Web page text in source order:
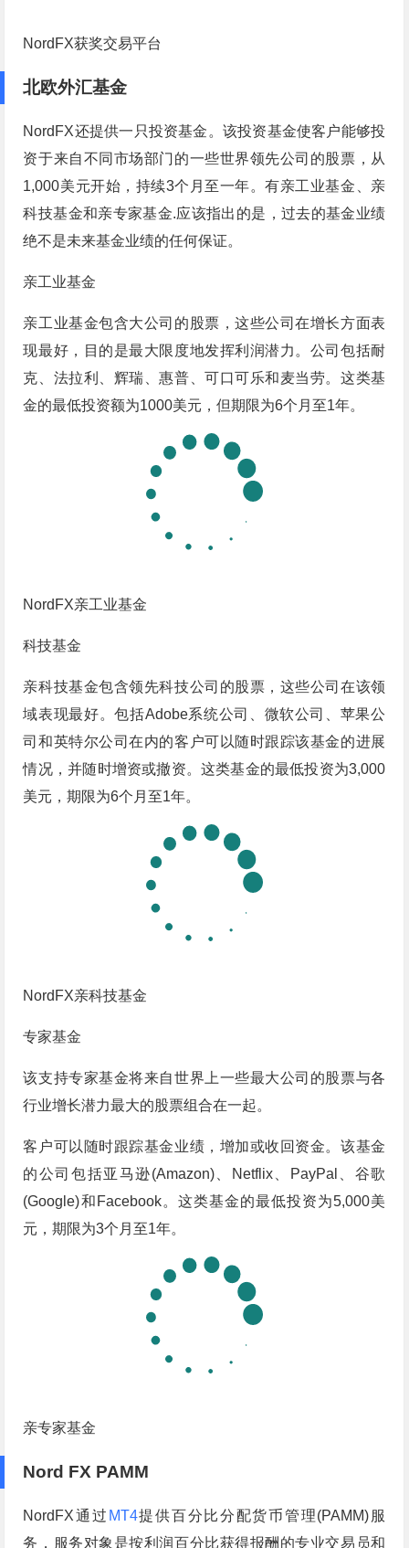
NordFX获奖交易平台
北欧外汇基金
NordFX还提供一只投资基金。该投资基金使客户能够投
资于来自不同市场部门的一些世界领先公司的股票，从
1,000美元开始，持续3个月至一年。有亲工业基金、亲
科技基金和亲专家基金.应该指出的是，过去的基金业绩
绝不是未来基金业绩的任何保证。
亲工业基金
亲工业基金包含大公司的股票，这些公司在增长方面表
现最好，目的是最大限度地发挥利润潜力。公司包括耐
克、法拉利、辉瑞、惠普、可口可乐和麦当劳。这类基
金的最低投资额为1000美元，但期限为6个月至1年。
NordFX亲工业基金
科技基金
亲科技基金包含领先科技公司的股票，这些公司在该领
域表现最好。包括Adobe系统公司、微软公司、苹果公
司和英特尔公司在内的客户可以随时跟踪该基金的进展
情况，并随时增资或撤资。这类基金的最低投资为3,000
美元，期限为6个月至1年。
NordFX亲科技基金
专家基金
该支持专家基金将来自世界上一些最大公司的股票与各
行业增长潜力最大的股票组合在一起。
客户可以随时跟踪基金业绩，增加或收回资金。该基金
的公司包括亚马逊(Amazon)、Netflix、PayPal、谷歌
(Google)和Facebook。这类基金的最低投资为5,000美
元，期限为3个月至1年。
亲专家基金
Nord FX PAMM
NordFX通过 MT4提供百分比分配货币管理(PAMM)服
务，服务对象是按利润百分比获得报酬的专业交易员和